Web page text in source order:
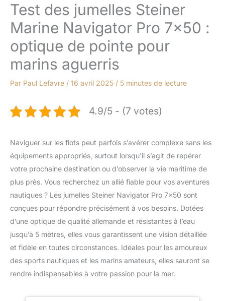
Test des jumelles Steiner
Marine Navigator Pro 7×50 :
optique de pointe pour
marins aguerris
Par Paul Lefavre / 16 avril 2025 / 5 minutes de lecture
4.9/5 - (7 votes)
Naviguer sur les flots peut parfois s’avérer complexe sans les
équipements appropriés, surtout lorsqu’il s’agit de repérer
votre prochaine destination ou d’observer la vie maritime de
plus près. Vous recherchez un allié fiable pour vos aventures
nautiques ? Les jumelles Steiner Navigator Pro 7×50 sont
conçues pour répondre précisément à vos besoins. Dotées
d’une optique de qualité allemande et résistantes à l’eau
jusqu’à 5 mètres, elles vous garantissent une vision détaillée
et fidèle en toutes circonstances. Idéales pour les amoureux
des sports nautiques et les marins amateurs, elles sauront se
rendre indispensables à votre passion pour la mer.